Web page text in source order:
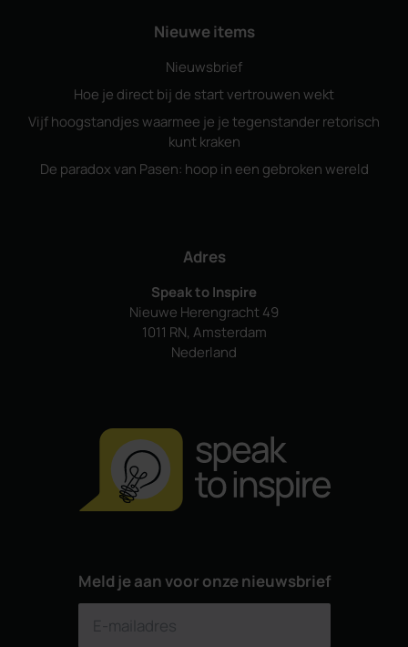
Nieuwe items
Nieuwsbrief
Hoe je direct bij de start vertrouwen wekt
Vijf hoogstandjes waarmee je je tegenstander retorisch
kunt kraken
De paradox van Pasen: hoop in een gebroken wereld
Adres
Speak to Inspire
Nieuwe Herengracht 49
1011 RN, Amsterdam
Nederland
Meld je aan voor onze nieuwsbrief